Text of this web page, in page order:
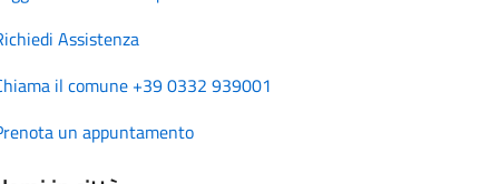
Assistenza
il comune +39 0332 939001
un appuntamento